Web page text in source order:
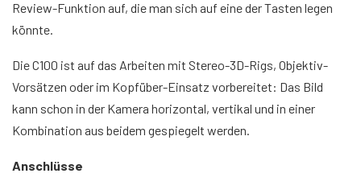
Review-Funktion auf, die man sich auf eine der Tasten legen
könnte.
Die C100 ist auf das Arbeiten mit Stereo-3D-Rigs, Objektiv-
Vorsätzen oder im Kopfüber-Einsatz vorbereitet: Das Bild
kann schon in der Kamera horizontal, vertikal und in einer
Kombination aus beidem gespiegelt werden.
Anschlüsse